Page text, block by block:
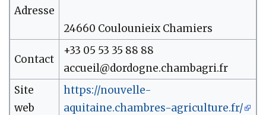
Adresse
24660 Coulounieix Chamiers
Contact
+33 05 53 35 88 88
accueil@dordogne.chambagri.fr
Site
web
https://nouvelle-
aquitaine.chambres-agriculture.fr/